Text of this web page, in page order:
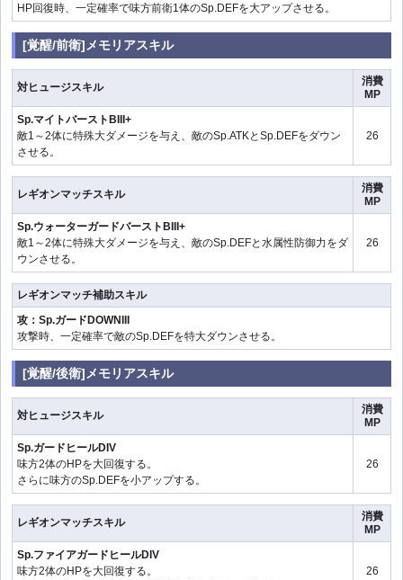
HP回復時、一定確率で味方前衛1体のSp.DEFを大アップさせる。
[覚醒/前衛]メモリアスキル
対ヒュージスキル
消費
MP
Sp.マイトバーストBIII+
敵1～2体に特殊大ダメージを与え、敵のSp.ATKとSp.DEFをダウン
させる。
26
レギオンマッチスキル
消費
MP
Sp.ウォーターガードバーストBIII+
敵1～2体に特殊大ダメージを与え、敵のSp.DEFと水属性防御力をダ
ウンさせる。
26
レギオンマッチ補助スキル
攻：Sp.ガードDOWNIII
攻撃時、一定確率で敵のSp.DEFを特大ダウンさせる。
[覚醒/後衛]メモリアスキル
対ヒュージスキル
消費
MP
Sp.ガードヒールDIV
味方2体のHPを大回復する。
さらに味方のSp.DEFを小アップする。
26
レギオンマッチスキル
消費
MP
Sp.ファイアガードヒールDIV
味方2体のHPを大回復する。
26